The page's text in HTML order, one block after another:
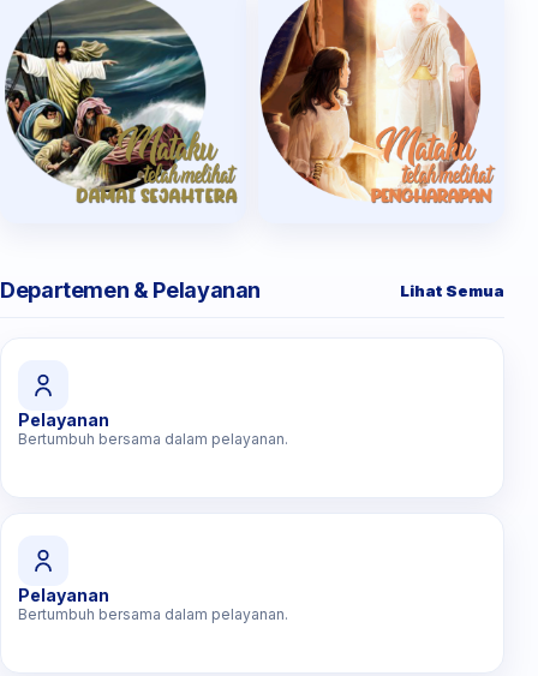
Departemen & Pelayanan Lihat Semua
Pelayanan
Bertumbuh bersama dalam pelayanan.
Pelayanan
Bertumbuh bersama dalam pelayanan.